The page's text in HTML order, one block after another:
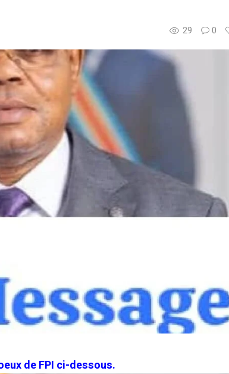
29 0
de FPI ci-dessous.